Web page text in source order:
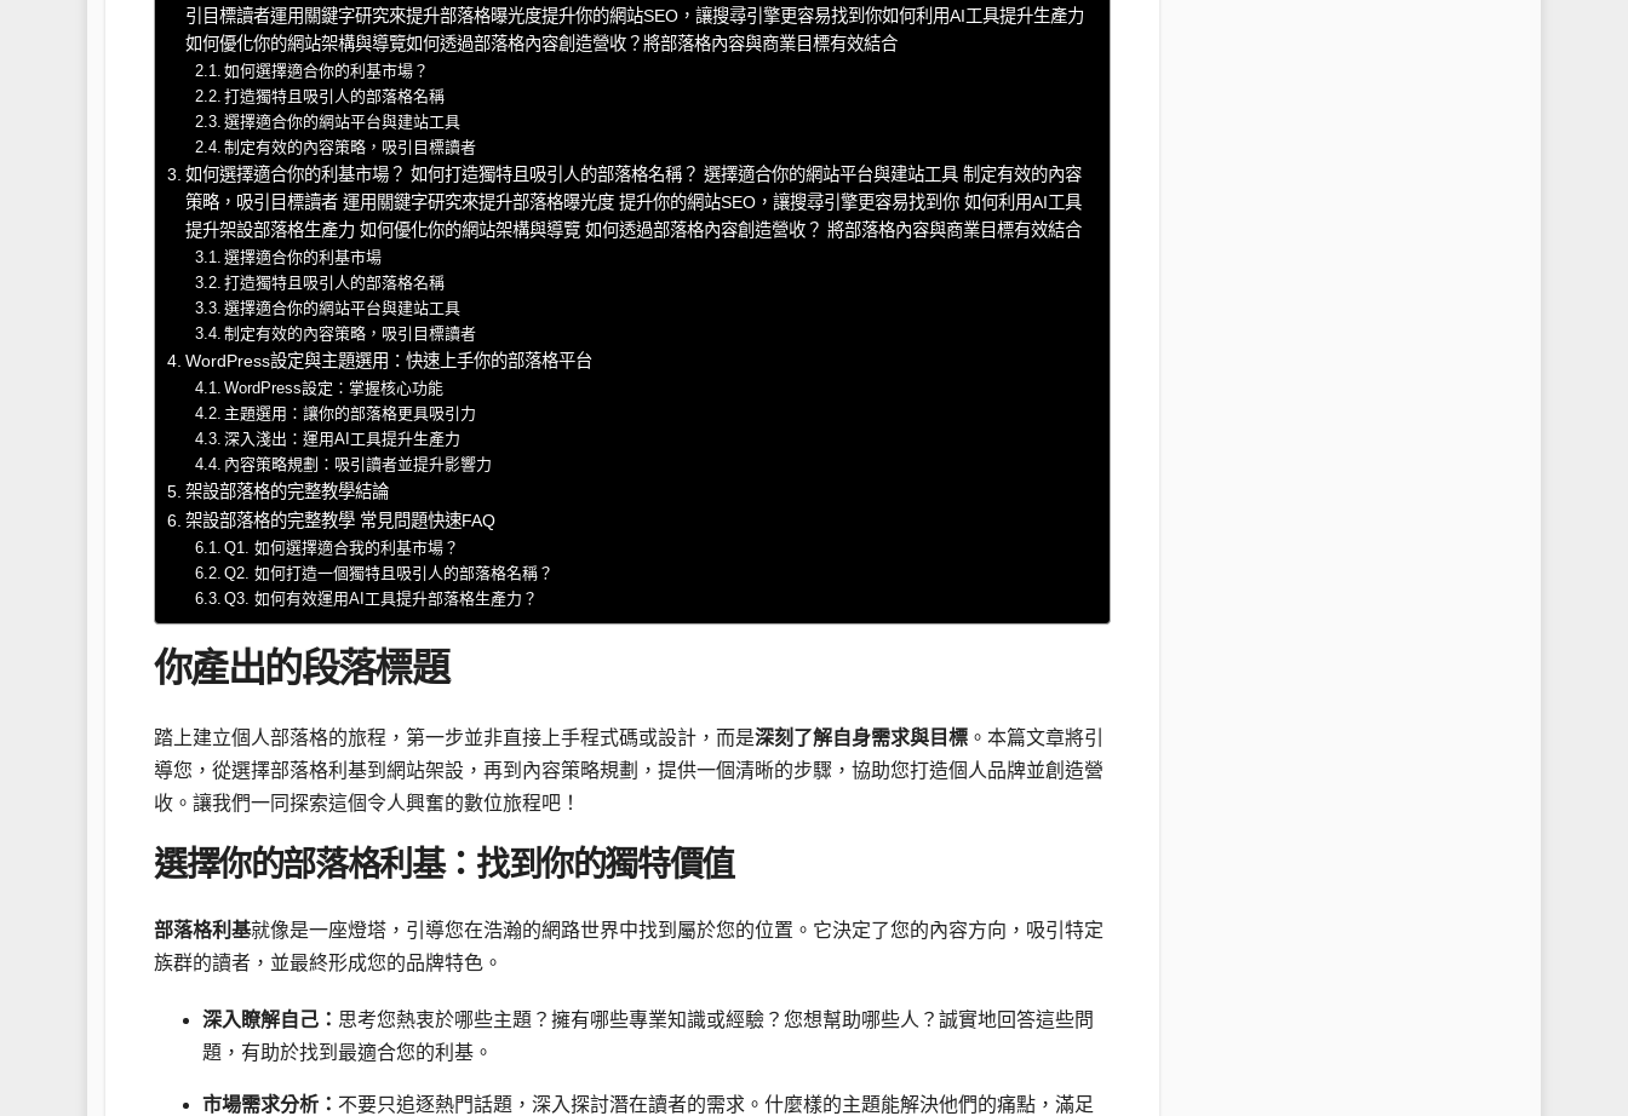
引目標讀者運用關鍵字研究來提升部落格曝光度提升你的網站SEO，讓搜尋引擎更容易找到你如何利用AI工具提升生產力
如何優化你的網站架構與導覽如何透過部落格內容創造營收？將部落格內容與商業目標有效結合
如何選擇適合你的利基市場？
打造獨特且吸引人的部落格名稱
選擇適合你的網站平台與建站工具
制定有效的內容策略，吸引目標讀者
如何選擇適合你的利基市場？ 如何打造獨特且吸引人的部落格名稱？ 選擇適合你的網站平台與建站工具 制定有效的內容
策略，吸引目標讀者 運用關鍵字研究來提升部落格曝光度 提升你的網站SEO，讓搜尋引擎更容易找到你 如何利用AI工具
提升架設部落格生產力 如何優化你的網站架構與導覽 如何透過部落格內容創造營收？ 將部落格內容與商業目標有效結合
選擇適合你的利基市場
打造獨特且吸引人的部落格名稱
選擇適合你的網站平台與建站工具
制定有效的內容策略，吸引目標讀者
WordPress設定與主題選用：快速上手你的部落格平台
WordPress設定：掌握核心功能
主題選用：讓你的部落格更具吸引力
深入淺出：運用AI工具提升生產力
內容策略規劃：吸引讀者並提升影響力
架設部落格的完整教學結論
架設部落格的完整教學 常見問題快速FAQ
Q1. 如何選擇適合我的利基市場？
Q2. 如何打造一個獨特且吸引人的部落格名稱？
Q3. 如何有效運用AI工具提升部落格生產力？
你產出的段落標題
踏上建立個人部落格的旅程，第一步並非直接上手程式碼或設計，而是深刻了解自身需求與目標 。本篇文章將引
導您，從選擇部落格利基到網站架設，再到內容策略規劃，提供一個清晰的步驟，協助您打造個人品牌並創造營
收。讓我們一同探索這個令人興奮的數位旅程吧！
選擇你的部落格利基：找到你的獨特價值
部落格利基就像是一座燈塔，引導您在浩瀚的網路世界中找到屬於您的位置。它決定了您的內容方向，吸引特定
族群的讀者，並最終形成您的品牌特色。
深入瞭解自己： 思考您熱衷於哪些主題？擁有哪些專業知識或經驗？您想幫助哪些人？誠實地回答這些問
題，有助於找到最適合您的利基。
市場需求分析： 不要只追逐熱門話題，深入探討潛在讀者的需求。什麼樣的主題能解決他們的痛點，滿足